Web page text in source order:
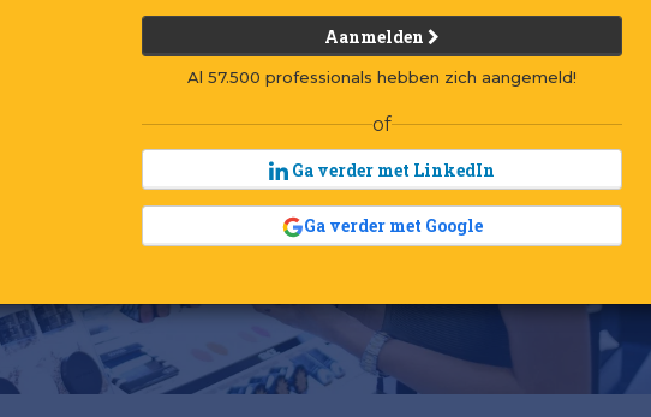
Aanmelden
Al 57.500 professionals hebben zich aangemeld!
of
Ga verder met LinkedIn
Ga verder met Google